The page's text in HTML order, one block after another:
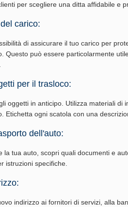
per scegliere una ditta affidabile e
carico:
di assicurare il tuo carico per
Questo può essere particolarmente
per il trasloco:
oggetti in anticipo. Utilizza materiali di
Etichetta ogni scatola con una
dell'auto:
la tua auto, scopri quali documenti e
istruzioni specifiche.
indirizzo ai fornitori di servizi, alla